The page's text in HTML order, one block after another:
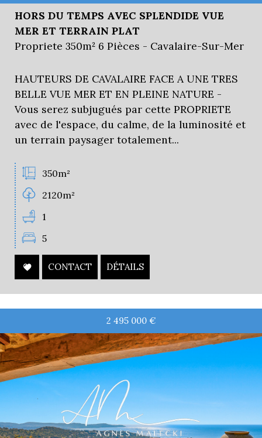
HORS DU TEMPS AVEC SPLENDIDE VUE
MER ET TERRAIN PLAT
Propriete 350m² 6 Pièces - Cavalaire-Sur-Mer
HAUTEURS DE CAVALAIRE FACE A UNE TRES
BELLE VUE MER ET EN PLEINE NATURE -
Vous serez subjugués par cette PROPRIETE
avec de l'espace, du calme, de la luminosité et
un terrain paysager totalement...
350m²
2120m²
1
5
CONTACT DÉTAILS
2 495 000 €